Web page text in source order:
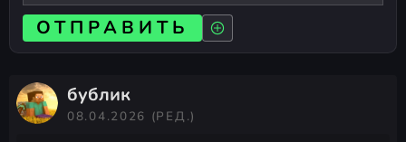
ОТПРАВИТЬ
бублик
08.04.2026 (РЕД.)